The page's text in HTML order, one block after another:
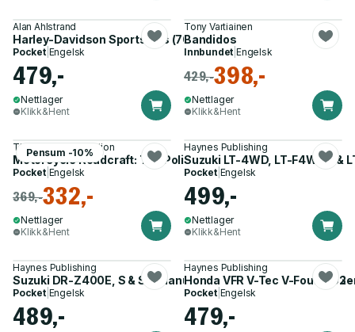
Alan Ahlstrand
Harley-Davidson Sportsters (70 - 13) Haynes Repair Manual
Pocket| Engelsk
479,-
Nettlager
Klikk&Hent
Tony Vartiainen
Bandidos
Innbundet |Engelsk
429,-398,-
Nettlager
Klikk&Hent
Pensum -10%
The Police Foundation
Motorcycle Roadcraft: The Police Rider's Handbook 2025
Pocket| Engelsk
369,-332,-
Nettlager
Klikk&Hent
Haynes Publishing
Suzuki LT-4WD, LT-F4WDX &
Pocket| Engelsk
499,-
Nettlager
Klikk&Hent
Haynes Publishing
Suzuki DR-Z400E, S & SM Manual Motorcycle (2000-2012)
Pocket| Engelsk
489,-
Haynes Publishing
Honda VFR V-Tec V-Fours (02
Pocket| Engelsk
479,-